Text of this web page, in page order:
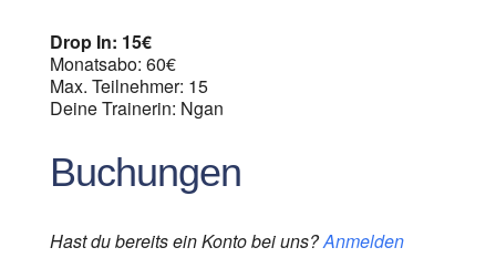
Drop In: 15€
Monatsabo: 60€
Max. Teilnehmer: 15
Deine Trainerin: Ngan
Buchungen
Hast du bereits ein Konto bei uns?Anmelden